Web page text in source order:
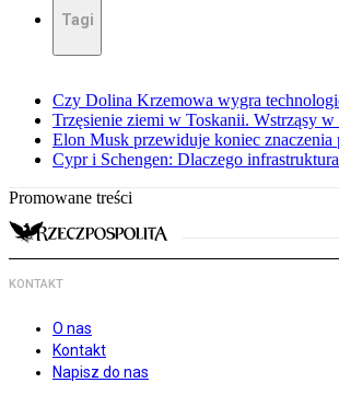
Tagi
Czy Dolina Krzemowa wygra
Trzęsienie ziemi w Toskanii. Wstrząsy
Elon Musk przewiduje koniec
Cypr i Schengen: Dlaczego
Promowane treści
KONTAKT
O nas
Kontakt
Napisz do nas